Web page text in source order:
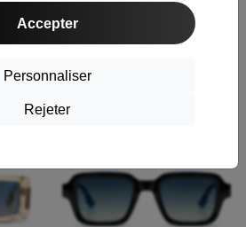
Accepter
Personnaliser
Rejeter
Lunettes de Soleil Komono Bobby
Pacific Sunset KOM-S9019